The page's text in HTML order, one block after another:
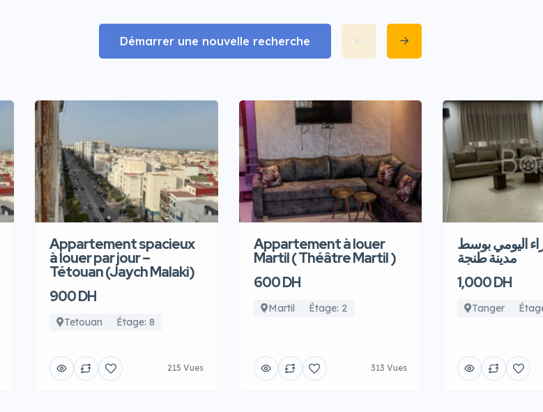
Démarrer une nouvelle recherche
Appartement spacieux
à louer par jour –
Tétouan (Jaych Malaki)
900 DH
Tetouan Étage: 8
215 Vues
Appartement à louer
Martil ( Théâtre Martil )
600 DH
Martil Étage: 2
313 Vues
اليومي بوسط
مدينة طنجة
1,000 DH
Tanger